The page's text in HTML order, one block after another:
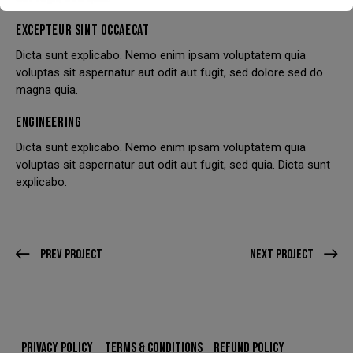
EXCEPTEUR SINT OCCAECAT
Dicta sunt explicabo. Nemo enim ipsam voluptatem quia
voluptas sit aspernatur aut odit aut fugit, sed dolore sed do
magna quia.
ENGINEERING
Dicta sunt explicabo. Nemo enim ipsam voluptatem quia
voluptas sit aspernatur aut odit aut fugit, sed quia. Dicta sunt
explicabo.
Prev Project Next Project
PRIVACY POLICY TERMS & CONDITIONS REFUND POLICY
We have had to temporarily suspend our collection and
You can still come in to swap your wheels for a loan set, or
of course, leave your car with us while your wheels are
refurbished.